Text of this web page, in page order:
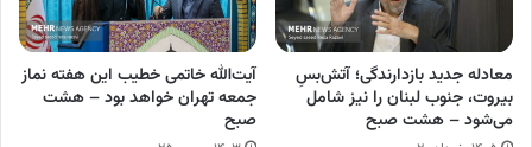
معادله جدید بازدارندگی؛ آتش‌بسِ
بیروت، جنوب لبنان را نیز شامل
می‌شود – هشت صبح
آیت‌الله خاتمی خطیب این هفته نماز
جمعه تهران خواهد بود – هشت
صبح